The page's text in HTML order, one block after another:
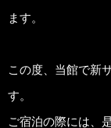
ます。
この度、当館で新
す。
ご宿泊の際には、